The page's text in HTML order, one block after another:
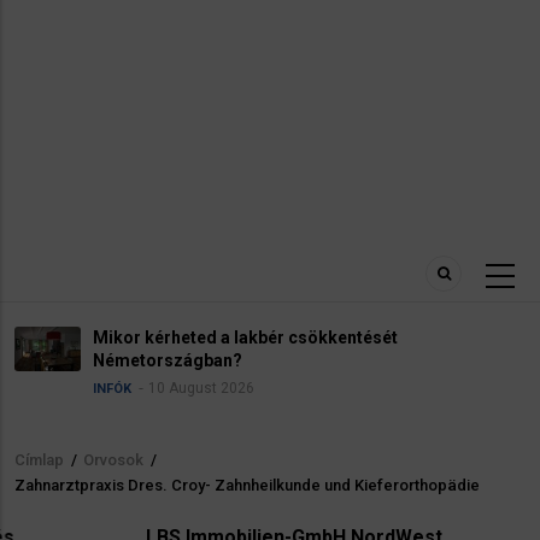
Adózás Németországban.
Morzsa
Címlap / Orvosok /
Zahnarztpraxis Dres. Croy- Zahnheilkunde und Kieferorthopädie